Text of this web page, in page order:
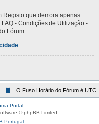
Registo que demora apenas
- Condições de Utilização -
Fórum.
O Fuso Horário do Fórum é UTC
Portal
© phpBB Limited
Portugal